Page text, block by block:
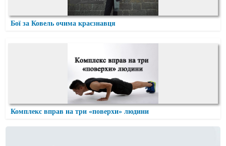
Бої за Ковель очима краєзнавця
Комплекс вправ на три «поверхи» людини